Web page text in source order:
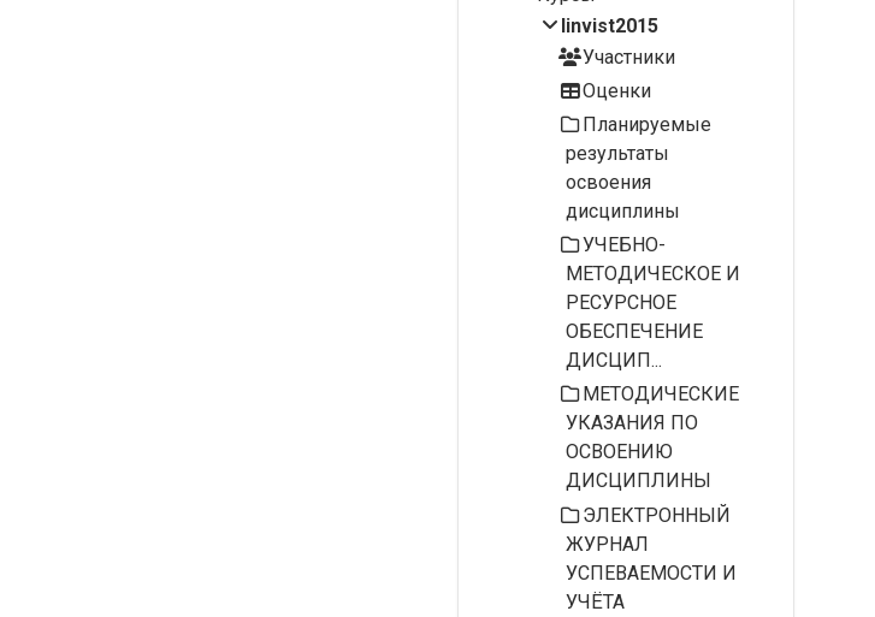
linvist2015
Участники
Оценки
Планируемые
результаты
освоения
дисциплины
УЧЕБНО-
МЕТОДИЧЕСКОЕ И
РЕСУРСНОЕ
ОБЕСПЕЧЕНИЕ
ДИСЦИП...
МЕТОДИЧЕСКИЕ
УКАЗАНИЯ ПО
ОСВОЕНИЮ
ДИСЦИПЛИНЫ
ЭЛЕКТРОННЫЙ
ЖУРНАЛ
УСПЕВАЕМОСТИ И
УЧЁТА